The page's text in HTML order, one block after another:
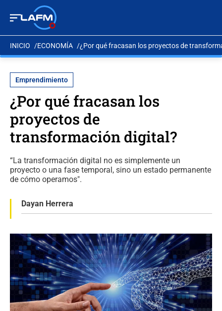
INICIO ECONOMÍA ¿Por qué fracasan los proyectos de
Emprendimiento
¿Por qué fracasan los
proyectos de
transformación digital?
“La transformación digital no es simplemente un
proyecto o una fase temporal, sino un estado permanente
de cómo operamos".
Dayan Herrera